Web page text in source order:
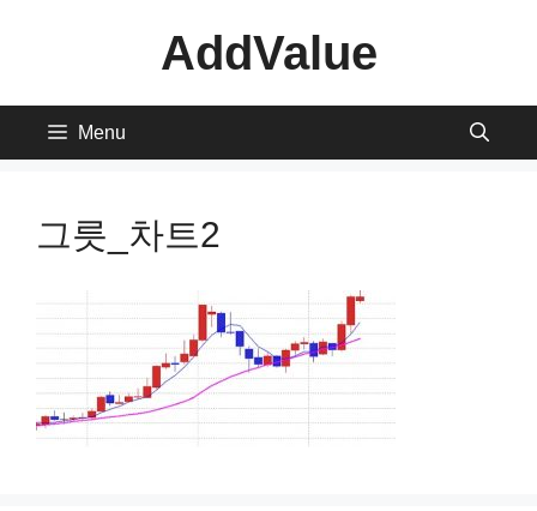
AddValue
Menu
그릇_차트2